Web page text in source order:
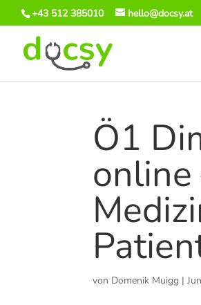
+43 512 385010 hello@docsy.at
Ö1
von Domenik Muigg |